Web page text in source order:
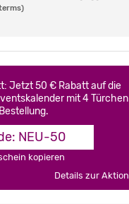
Jetzt 50 € Rabatt auf die
mit 4 Türchen
Bestellung.
NEU-50
kopieren
Details zur Aktion